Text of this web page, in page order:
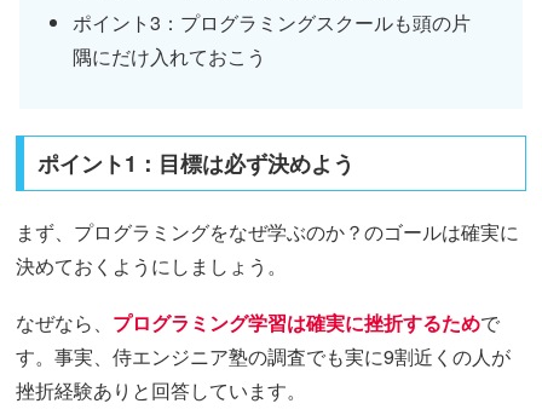
ポイント3：プログラミングスクールも頭の片
隅にだけ入れておこう
ポイント1：目標は必ず決めよう
まず、プログラミングをなぜ学ぶのか？のゴールは確実に
決めておくようにしましょう。
なぜなら、 プログラミング学習は確実に挫折するためで
す。事実、侍エンジニア塾の調査でも実に9割近くの人が
挫折経験ありと回答しています。